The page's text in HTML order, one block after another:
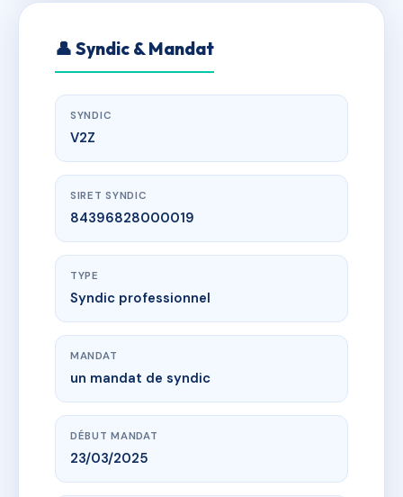
👤 Syndic & Mandat
SYNDIC
V2Z
SIRET SYNDIC
84396828000019
TYPE
Syndic professionnel
MANDAT
un mandat de syndic
DÉBUT MANDAT
23/03/2025